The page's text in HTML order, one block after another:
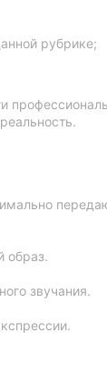
рубрике;
образ.
звучания.